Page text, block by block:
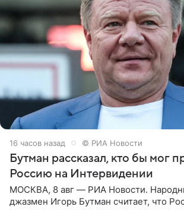
16 часов назад © РИА Новости
Бутман рассказал, кто бы мог
Россию на Интервидении
МОСКВА, 8 авг — РИА Новости.
джазмен Игорь Бутман считает, что